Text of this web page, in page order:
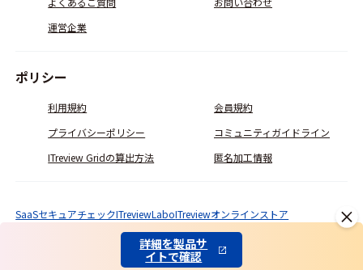
詳細を製品サ
イトで確認
運営企業
ポリシー
利用規約
会員規約
プライバシーポリシー
コミュニティガイドライン
ITreview Gridの算出方法
匿名加工情報
© ITcrowd Corp. All Rights Reserved.
SaaSセキュアチェックITreviewLaboITreviewオンラインストア